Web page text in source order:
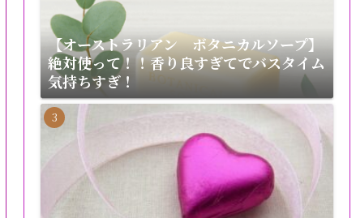
【オーストラリアン ボタニカルソープ】
絶対使って！！香り良すぎてでバスタイム
気持ちすぎ！